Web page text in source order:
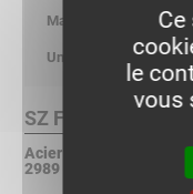
kg/p
SZ Finition :
Acier galvanisé à
2989 - ASTM A653
le
vous